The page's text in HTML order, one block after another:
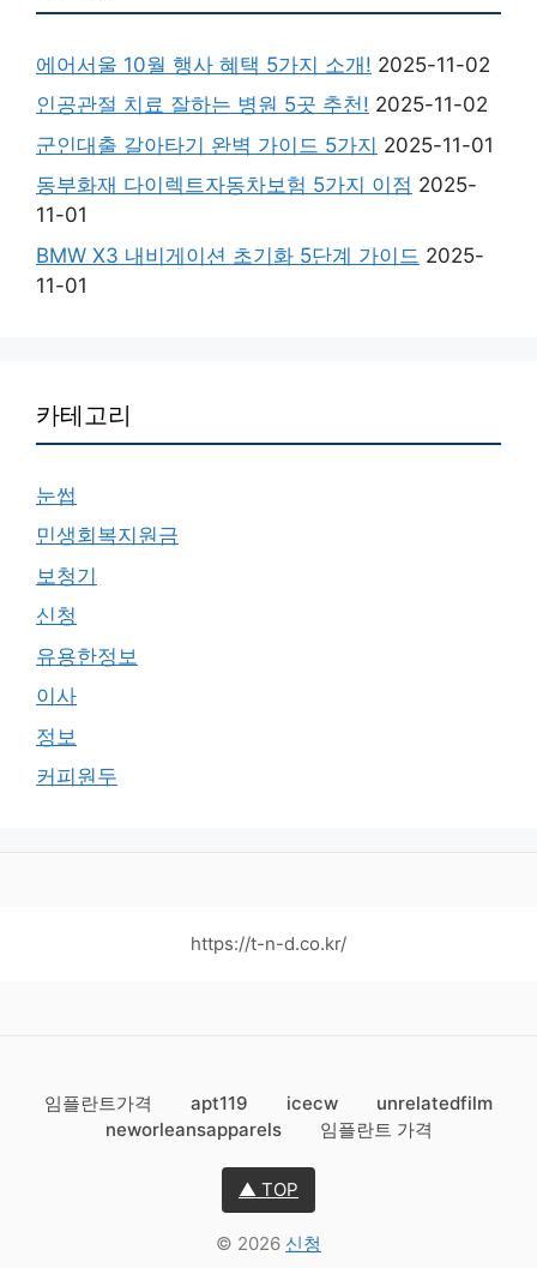
에어서울 10월 행사 혜택 5가지 소개! 2025-11-02
인공관절 치료 잘하는 병원 5곳 추천! 2025-11-02
군인대출 갈아타기 완벽 가이드 5가지 2025-11-01
동부화재 다이렉트자동차보험 5가지 이점 2025-
11-01
BMW X3 내비게이션 초기화 5단계 가이드 2025-
11-01
카테고리
눈썹
민생회복지원금
보청기
신청
유용한정보
이사
정보
커피원두
https://t-n-d.co.kr/
임플란트가격 apt119 icecw
unrelatedfilm
neworleansapparels
임플란트 가격
▲ TOP
© 2026 신청